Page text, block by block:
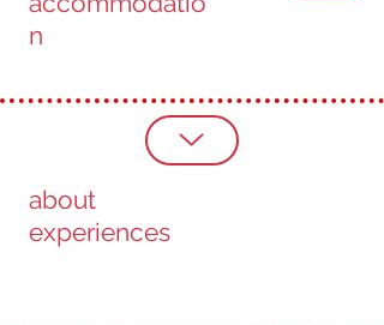
n
about
experiences